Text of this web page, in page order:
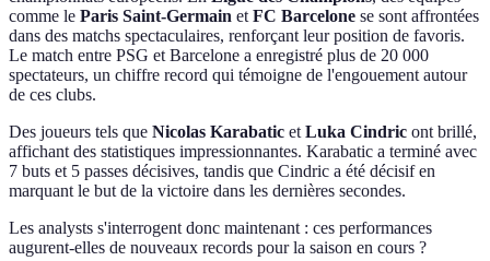
comme le Paris Saint-Germain et FC Barcelone se sont affrontées
dans des matchs spectaculaires, renforçant leur position de favoris.
Le match entre PSG et Barcelone a enregistré plus de 20 000
spectateurs, un chiffre record qui témoigne de l'engouement autour
de ces clubs.
Des joueurs tels que Nicolas Karabatic et Luka Cindric ont brillé,
affichant des statistiques impressionnantes. Karabatic a terminé avec
7 buts et 5 passes décisives, tandis que Cindric a été décisif en
marquant le but de la victoire dans les dernières secondes.
Les analysts s'interrogent donc maintenant : ces performances
augurent-elles de nouveaux records pour la saison en cours ?